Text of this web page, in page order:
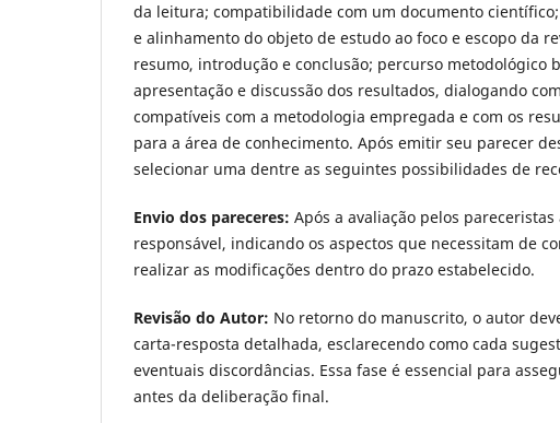
da leitura; compatibilidade com um documento
e alinhamento do objeto de estudo ao foco e escopo da
resumo, introdução e conclusão; percurso metodológico
apresentação e discussão dos resultados, dialogando
compatíveis com a metodologia empregada e com os
para a área de conhecimento. Após emitir seu parecer
selecionar uma dentre as seguintes possibilidades de
Envio dos pareceres: Após a avaliação pelos
responsável, indicando os aspectos que necessitam de
realizar as modificações dentro do prazo estabelecido.
Revisão do Autor: No retorno do manuscrito, o autor
carta-resposta detalhada, esclarecendo como cada
eventuais discordâncias. Essa fase é essencial para
antes da deliberação final.